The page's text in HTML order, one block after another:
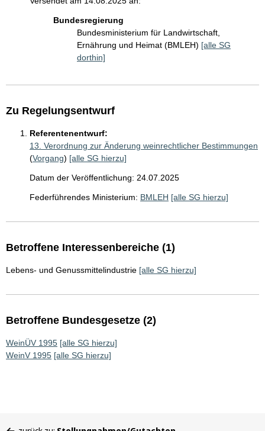
Bundesregierung
Bundesministerium für Landwirtschaft,
Ernährung und Heimat (BMLEH) [alle SG
dorthin]
Zu Regelungsentwurf
Referentenentwurf:
13. Verordnung zur Änderung weinrechtlicher Bestimmungen
(Vorgang) [alle SG hierzu]
Datum der Veröffentlichung: 24.07.2025
Federführendes Ministerium: BMLEH [alle SG hierzu]
Betroffene Interessenbereiche (1)
Lebens- und Genussmittelindustrie [alle SG hierzu]
Betroffene Bundesgesetze (2)
WeinÜV 1995 [alle SG hierzu]
WeinV 1995 [alle SG hierzu]